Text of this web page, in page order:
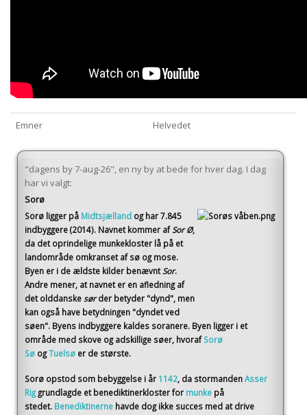
Emner Helvedet
"dagens by 7-aug-26", en ny by at bede for hver dag. I dag
har vi valgt:
Sorø
Sorø ligger på Midtsjælland og har 7.845
indbyggere (2014). Navnet kommer af Sor Ø,
da det oprindelige munkekloster lå på et
landområde omkranset af sø og mose.
Byen er i de ældste kilder benævnt Sor.
Andre mener, at navnet er en afledning af
det olddanske sør der betyder "dynd", men
kan også have betydningen "dyndet ved
søen". Byens indbyggere kaldes soranere. Byen ligger i et
område med skove og adskillige søer, hvoraf Sorø
Sø ogTuelsø er de største.
Sorø opstod som bebyggelse i år 1142, da stormandenAsser
Rig grundlagde et benediktinerkloster for munke på
stedet. Benediktinerne havde dog ikke succes med at drive